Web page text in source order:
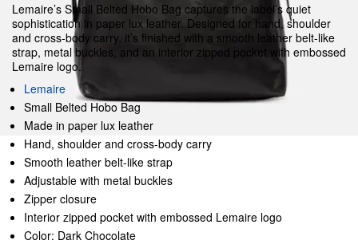
Lemaire’s Small Belted Hobo Bag captures the label’s quiet
sophistication in paper lux leather. Designed for hand, shoulder
and cross-body carry, it’s finished with a smooth leather belt-like
strap, metal buckles, and an interior zipped pocket with embossed
Lemaire logo.
Lemaire
Small Belted Hobo Bag
Made in paper lux leather
Hand, shoulder and cross-body carry
Smooth leather belt-like strap
Adjustable with metal buckles
Zipper closure
Interior zipped pocket with embossed Lemaire logo
Color: Dark Chocolate